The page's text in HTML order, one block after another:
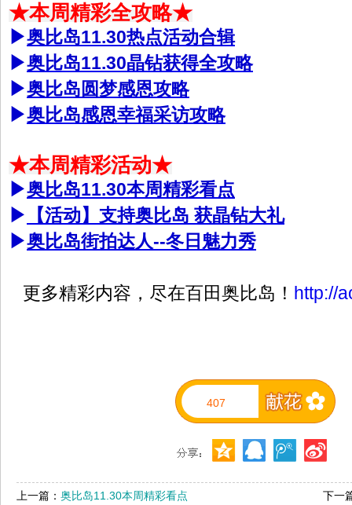
★本周精彩全攻略★
▶奥比岛11.30热点活动合辑
▶奥比岛11.30晶钻获得全攻略
▶奥比岛圆梦感恩攻略
▶奥比岛感恩幸福采访攻略
★本周精彩活动★
▶奥比岛11.30本周精彩看点
▶
【活动】支持奥比岛 获晶钻大礼
▶奥比岛街拍达人--冬日魅力秀
更多精彩内容，尽在百田奥比岛！ http://
407
上一篇： 奥比岛11.30本周精彩看点 下一